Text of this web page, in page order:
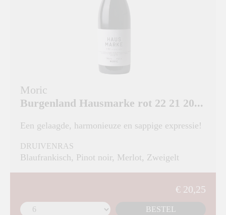
Moric
Burgenland Hausmarke rot 22 21 20...
Een gelaagde, harmonieuze en sappige expressie!
DRUIVENRAS
Blaufrankisch, Pinot noir, Merlot, Zweigelt
€ 20,25
BESTEL